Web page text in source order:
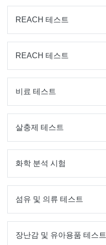
REACH 테스트
REACH 테스트
비료 테스트
살충제 테스트
화학 분석 시험
섬유 및 의류 테스트
장난감 및 유아용품 테스트